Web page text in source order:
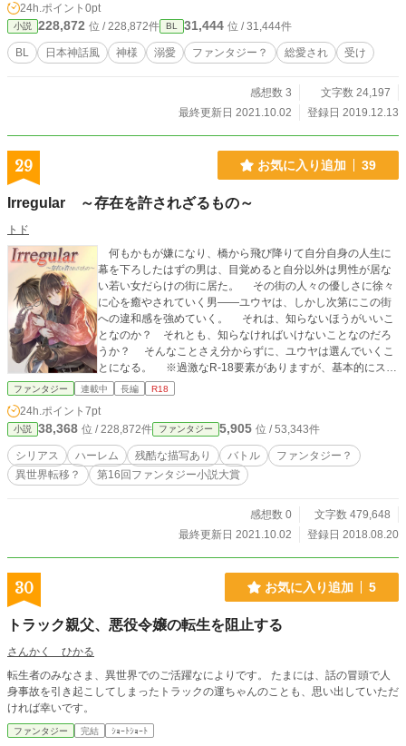
24h.ポイント 0pt
小説 228,872 位 / 228,872件 BL 31,444 位 / 31,444件
BL 日本神話風 神様 溺愛 ファンタジー？ 総愛され 受け
感想数 3
文字数 24,197
最終更新日 2021.10.02
登録日 2019.12.13
29 お気に入り追加 39
Irregular ～存在を許されざるもの～
トド
何もかもが嫌になり、橋から飛び降りて自分自身の人生に
幕を下ろしたはずの男は、目覚めると自分以外は男性が居な
い若い女だらけの街に居た。 その街の人々の優しさに徐々
に心を癒やされていく男――ユウヤは、しかし次第にこの街
への違和感を強めていく。 それは、知らないほうがいいこ
となのか？ それとも、知らなければいけないことなのだろ
うか？ そんなことさえ分からずに、ユウヤは選んでいくこ
とになる。 ※過激なR-18要素がありますが、基本的にスト
ーリー重視で書いていこうと思っています。 遅筆なた
を目標にします） また、同作品を別サイト様にも掲載さ
せて頂いております。
ファンタジー 連載中 長編 R18
24h.ポイント 7pt
小説 38,368 位 / 228,872件 ファンタジー 5,905 位 / 53,343件
シリアス ハーレム 残酷な描写あり バトル
ファンタジー？
異世界転移？
第16回ファンタジー小説大賞
感想数 0
文字数 479,648
最終更新日 2021.10.02
登録日 2018.08.20
30 お気に入り追加 5
トラック親父、悪役令嬢の転生を阻止する
さんかく ひかる
転生者のみなさま、異世界でのご活躍なによりです。 たまには、話の冒頭で人
身事故を引き起こしてしまったトラックの運ちゃんのことも、思い出していただ
ければ幸いです。
ファンタジー 完結 ｼｮｰﾄｼｮｰﾄ